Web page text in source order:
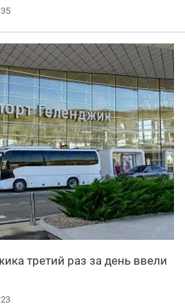
третий раз за день ввели